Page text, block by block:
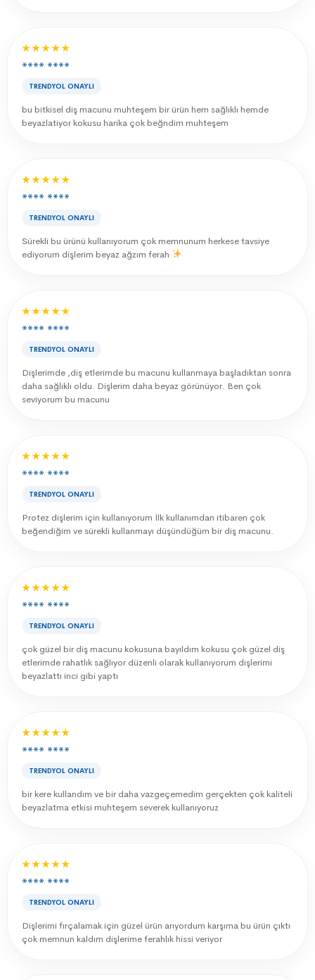
★★★★★
**** ****
TRENDYOL ONAYLI
bu bitkisel diş macunu muhteşem bir ürün hem sağlıklı hemde
beyazlatiyor kokusu harika çok beğndim muhteşem
★★★★★
**** ****
TRENDYOL ONAYLI
Sürekli bu ürünü kullanıyorum çok memnunum herkese tavsiye
ediyorum dişlerim beyaz ağzım ferah
★★★★★
**** ****
TRENDYOL ONAYLI
Dişlerimde ,diş etlerimde bu macunu kullanmaya başladıktan sonra
daha sağlıklı oldu. Dişlerim daha beyaz görünüyor. Ben çok
seviyorum bu macunu
★★★★★
**** ****
TRENDYOL ONAYLI
Protez dişlerim için kullanıyorum İlk kullanımdan itibaren çok
beğendiğim ve sürekli kullanmayı düşündüğüm bir diş macunu.
★★★★★
**** ****
TRENDYOL ONAYLI
çok güzel bir diş macunu kokusuna bayıldım kokusu çok güzel diş
etlerimde rahatlık sağlıyor düzenli olarak kullanıyorum dişlerimi
beyazlattı inci gibi yaptı
★★★★★
**** ****
TRENDYOL ONAYLI
bir kere kullandım ve bir daha vazgeçemedim gerçekten çok kaliteli
beyazlatma etkisi muhteşem severek kullanıyoruz
★★★★★
**** ****
TRENDYOL ONAYLI
Dişlerimi fırçalamak için güzel ürün arıyordum karşıma bu ürün çıktı
çok memnun kaldım dişlerime ferahlık hissi veriyor